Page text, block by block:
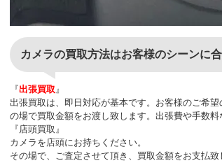
カメラの買取方法はお客様のシーンに
『出張買取』
出張買取は、即日対応が基本です。お客様のご希
の場で買取金額をお渡し致します。出張費や手数料
『店頭買取』
カメラを店頭にお持ちください。
その場で、ご査定させて頂き、買取金額をお支払